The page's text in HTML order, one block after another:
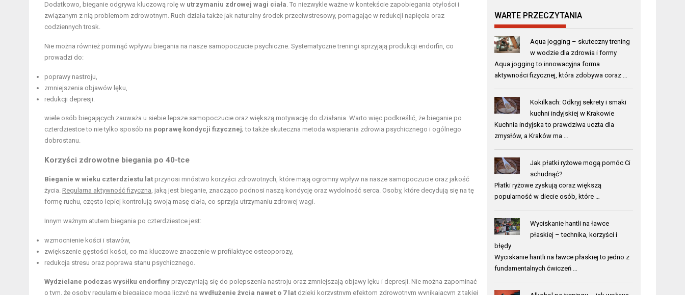
Dodatkowo, bieganie odgrywa kluczową rolę w utrzymaniu zdrowej wagi ciała. To niezwykle ważne w kontekście zapobiegania otyłości i
związanym z nią problemom zdrowotnym. Ruch działa także jak naturalny środek przeciwstresowy, pomagając w redukcji napięcia oraz
codziennych trosk.
Nie można również pominąć wpływu biegania na nasze samopoczucie psychiczne. Systematyczne treningi sprzyjają produkcji endorfin, co
prowadzi do:
poprawy nastroju,
zmniejszenia objawów lęku,
redukcji depresji.
wiele osób biegających zauważa u siebie lepsze samopoczucie oraz większą motywację do działania. Warto więc podkreślić, że bieganie po
czterdziestce to nie tylko sposób na poprawę kondycji fizycznej; to także skuteczna metoda wspierania zdrowia psychicznego i ogólnego
dobrostanu.
Korzyści zdrowotne biegania po 40-tce
Bieganie w wieku czterdziestu lat przynosi mnóstwo korzyści zdrowotnych, które mają ogromny wpływ na nasze samopoczucie oraz jakość
życia. Regularna aktywność fizyczna, jaką jest bieganie, znacząco podnosi naszą kondycję oraz wydolność serca. Osoby, które decydują się na tę
formę ruchu, często lepiej kontrolują swoją masę ciała, co sprzyja utrzymaniu zdrowej wagi.
Innym ważnym atutem biegania po czterdziestce jest:
wzmocnienie kości i stawów,
zwiększenie gęstości kości, co ma kluczowe znaczenie w profilaktyce osteoporozy,
redukcja stresu oraz poprawa stanu psychicznego.
Wydzielane podczas wysiłku endorfiny przyczyniają się do polepszenia nastroju oraz zmniejszają objawy lęku i depresji. Nie można zapominać
o tym, że osoby regularnie biegające mogą liczyć na wydłużenie życia nawet o 7 lat dzięki korzystnym efektom zdrowotnym wynikającym z takiej
WARTE PRZECZYTANIA
Aqua jogging – skuteczny trening
w wodzie dla zdrowia i formy
Aqua jogging to innowacyjna forma
aktywności fizycznej, która zdobywa coraz …
Kokilkach: Odkryj sekrety i smaki
kuchni indyjskiej w Krakowie
Kuchnia indyjska to prawdziwa uczta dla
zmysłów, a Kraków ma …
Jak płatki ryżowe mogą pomóc Ci
schudnąć?
Płatki ryżowe zyskują coraz większą
popularność w diecie osób, które …
Wyciskanie hantli na ławce
płaskiej – technika, korzyści i
błędy
Wyciskanie hantli na ławce płaskiej to jedno z
fundamentalnych ćwiczeń …